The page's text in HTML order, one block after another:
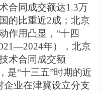
合同成交额达1.3万
的比重近2成；北京
作用凸显，“十四
年），北京
术合同成交额
是“十三五”时期的近
企业在津冀设立分支